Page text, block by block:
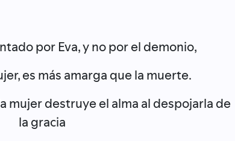
por Eva, y no por el demonio,
es más amarga que la muerte.
mujer destruye el alma al despojarla de
la gracia